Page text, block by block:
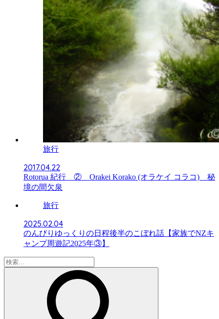
旅行
2017.04.22
Rotorua 紀行 ② Orakei Korako (オラケイ コラコ) 秘
境の間欠泉
旅行
2025.02.04
のんびりゆっくりの日程後半のこぼれ話【家族でNZキ
ャンプ周遊記2025年③】
検
索: